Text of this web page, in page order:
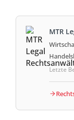
MTR
Letzte